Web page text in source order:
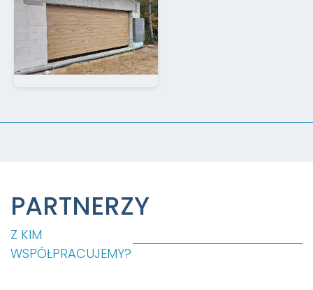
PARTNERZY
Z KIM
WSPÓŁPRACUJEMY?